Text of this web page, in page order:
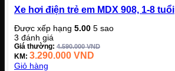
Xe hơi điện trẻ em MDX 908, 1-8 tuổi
Được xếp hạng 5.00 5 sao
3 đánh giá
Giá thường: 4.590.000VND
KM: 3.290.000 VND
Giỏ hàng